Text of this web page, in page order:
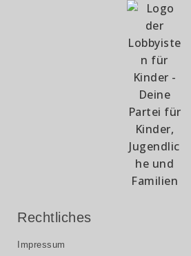
Rechtliches
Impressum